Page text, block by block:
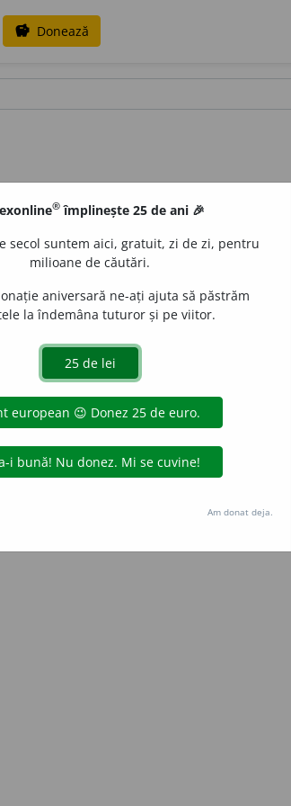
savings Donează
2026 dexonline (https://dexonline.ro)
inclusiv prin orice metode de extragere automată
cu excepția seturilor de date oferite oficial spre utilizare
Hosterion
® împlinește 25 de ani 🎉
secol suntem aici, gratuit, zi de zi, pentru
milioane de căutări.
aniversară ne-ați ajuta să păstrăm
la îndemâna tuturor și pe viitor.
Am donat deja.